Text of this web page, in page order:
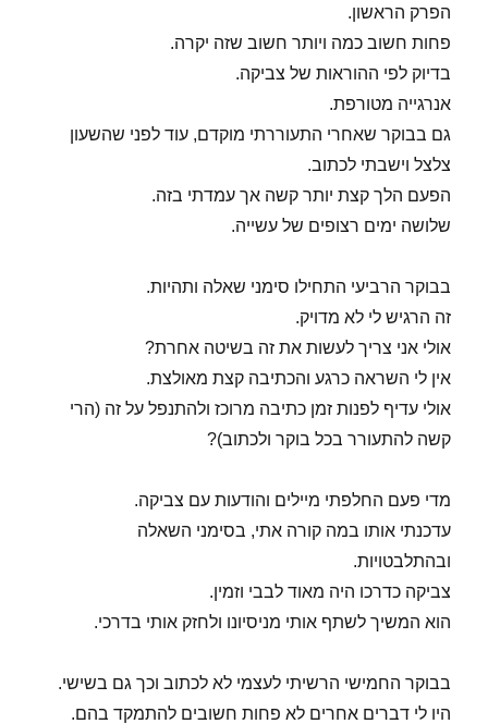
הפרק הראשון.
פחות חשוב כמה ויותר חשוב שזה יקרה.
בדיוק לפי ההוראות של צביקה.
אנרגייה מטורפת.
גם בבוקר שאחרי התעוררתי מוקדם, עוד לפני שהשעון
צלצל וישבתי לכתוב.
הפעם הלך קצת יותר קשה אך עמדתי בזה.
שלושה ימים רצופים של עשייה.
בבוקר הרביעי התחילו סימני שאלה ותהיות.
זה הרגיש לי לא מדויק.
אולי אני צריך לעשות את זה בשיטה אחרת?
אין לי השראה כרגע והכתיבה קצת מאולצת.
אולי עדיף לפנות זמן כתיבה מרוכז ולהתנפל על זה (הרי
קשה להתעורר בכל בוקר ולכתוב)?
מדי פעם החלפתי מיילים והודעות עם צביקה.
עדכנתי אותו במה קורה אתי, בסימני השאלה
ובהתלבטויות.
צביקה כדרכו היה מאוד לבבי וזמין.
הוא המשיך לשתף אותי מניסיונו ולחזק אותי בדרכי.
בבוקר החמישי הרשיתי לעצמי לא לכתוב וכך גם בשישי.
היו לי דברים אחרים לא פחות חשובים להתמקד בהם.